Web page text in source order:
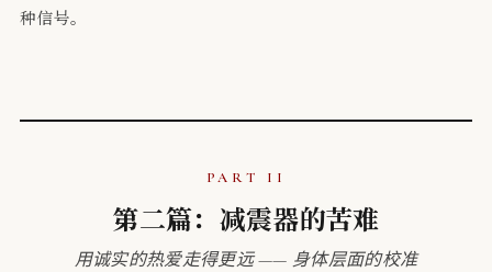
种信号。
PART II
第二篇：减震器的苦难
用诚实的热爱走得更远 —— 身体层面的校准